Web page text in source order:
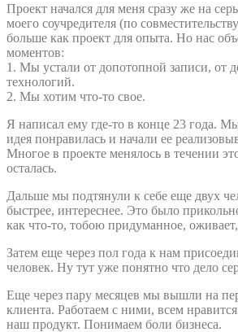
Проект начался для меня сразу же на
моего соучредителя (по
больше как проект для опыта. Но нас
моментов:
1. Мы устали от допотопной записи, от
технологий.
2. Мы хотим что-то свое.
Я написал ему где-то в конце 23 года.
идея понравилась и начали ее
Многое в проекте менялось в течении
осталась.
Дальше мы подтянули к себе еще двух
быстрее, интереснее. Это было
как что-то, тобою придуманное,
Затем еще через пол года к нам
человек. Ну тут уже понятно что дело
Еще через пару месяцев мы вышли на
клиента. Работаем с ними, всем
наш продукт. Понимаем боли бизнеса.